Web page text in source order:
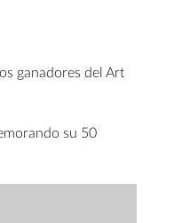
ganadores del Art
su 50